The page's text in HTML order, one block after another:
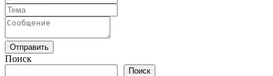
Отправить
Поиск
Поиск